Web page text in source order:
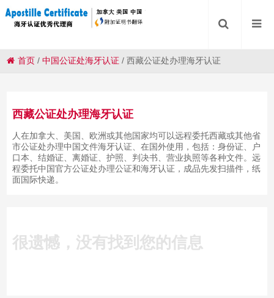
首页 /中国公证处海牙认证 /西藏公证处办理海牙认证
西藏公证处办理海牙认证
人在加拿大、美国、欧洲或其他国家均可以远程委托西藏或其他省
市公证处办理中国文件海牙认证、在国外使用，包括：身份证、户
口本、结婚证、离婚证、护照、判决书、营业执照等各种文件。远
程委托中国官方公证处办理公证和海牙认证，成品先发扫描件，纸
面国际快递。
很遗憾，没有找到您的信息